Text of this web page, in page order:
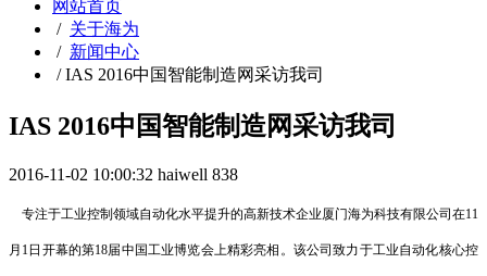
网站首页
/ 关于海为
/ 新闻中心
/IAS 2016中国智能制造网采访我司
IAS 2016中国智能制造网采访我司
2016-11-02 10:00:32 haiwell 838
专注于工业控制领域自动化水平提升的高新技术企业厦门海为科技有限公司在11
月1日开幕的第18届中国工业博览会上精彩亮相。该公司致力于工业自动化核心控